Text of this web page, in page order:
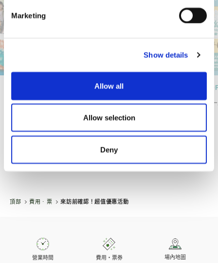
Marketing
Show details
Allow all
Allow selection
Deny
アトラクション待ち時間案内 バ
頂部 費用 ⋅ 票 來訪前確認！超值優惠活動
營業時間 費用・票券 場內地圖